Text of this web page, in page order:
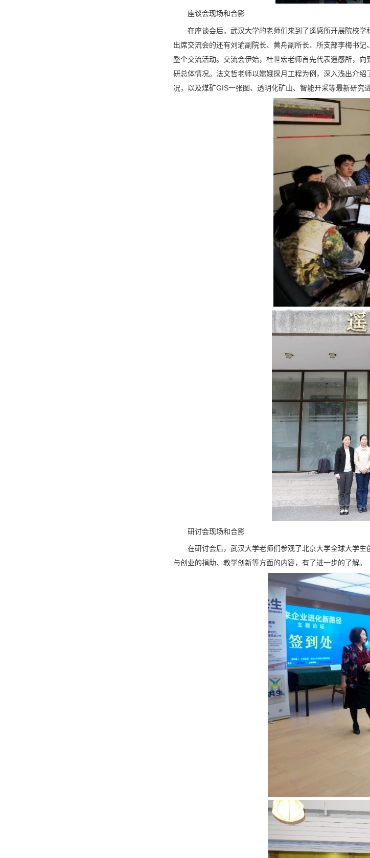
座谈会现场和合影
在座谈会后，武汉大学的老师们来到了遥感所开展院校
出席交流会的还有刘瑜副院长、黄舟副所长、所支部李梅书
整个交流活动。交流会伊始，杜世宏老师首先代表遥感所，
研总体情况。法文哲老师以嫦娥探月工程为例，深入浅出介
况，以及煤矿GIS一张图、透明化矿山、智能开采等最新研究
研讨会现场和合影
在研讨会后，武汉大学老师们参观了北京大学全球大学
与创业的捐助、教学创新等方面的内容，有了进一步的了解。